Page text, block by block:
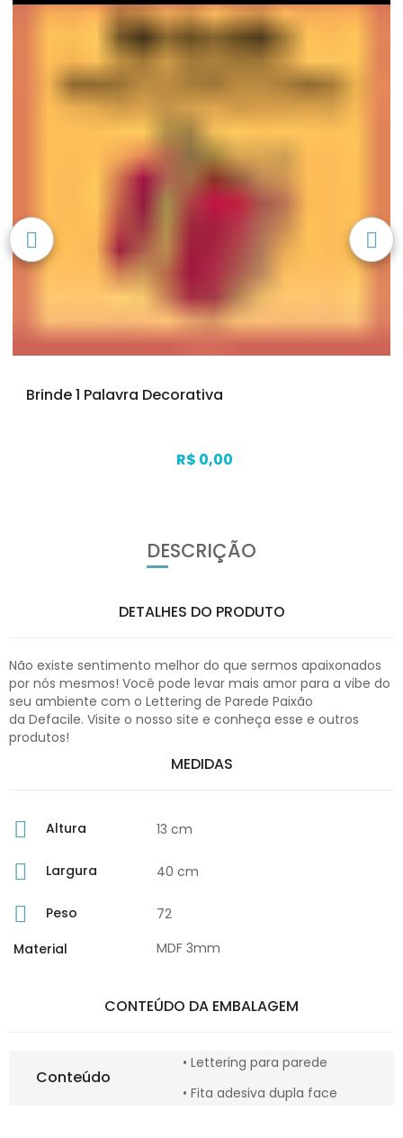
Brinde 1 Palavra Decorativa
R$ 0,00
DESCRIÇÃO
DETALHES DO PRODUTO
Não existe sentimento melhor do que sermos apaixonados
por nós mesmos! Você pode levar mais amor para a vibe do
seu ambiente com o Lettering de Parede Paixão
da Defacile. Visite o nosso site e conheça esse e outros
produtos!
MEDIDAS
Altura 13 cm
Largura 40 cm
Peso
72
Material
MDF 3mm
CONTEÚDO DA EMBALAGEM
Conteúdo
• Lettering para parede
• Fita adesiva dupla face